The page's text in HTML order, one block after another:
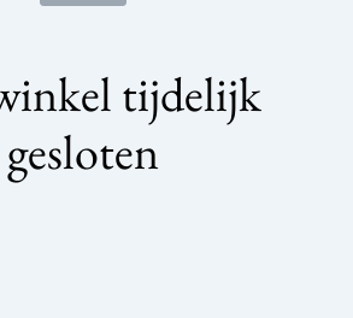
tijdelijk
gesloten